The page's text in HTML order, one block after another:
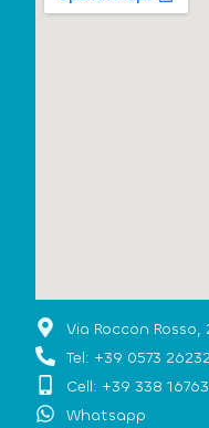
Via Roccon Rosso,
Tel: +39 0573
Cell: +39 338
Whatsapp